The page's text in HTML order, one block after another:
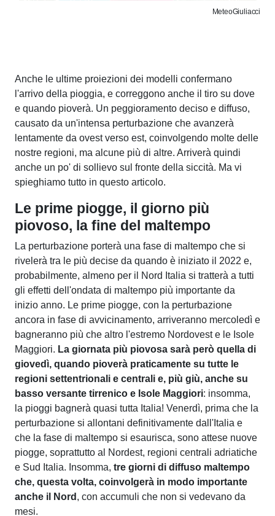
MeteoGiuliacci
Anche le ultime proiezioni dei modelli confermano
l'arrivo della pioggia, e correggono anche il tiro su dove
e quando pioverà. Un peggioramento deciso e diffuso,
causato da un'intensa perturbazione che avanzerà
lentamente da ovest verso est, coinvolgendo molte delle
nostre regioni, ma alcune più di altre. Arriverà quindi
anche un po' di sollievo sul fronte della siccità. Ma vi
spieghiamo tutto in questo articolo.
Le prime piogge, il giorno più
piovoso, la fine del maltempo
La perturbazione porterà una fase di maltempo che si
rivelerà tra le più decise da quando è iniziato il 2022 e,
probabilmente, almeno per il Nord Italia si tratterà a tutti
gli effetti dell'ondata di maltempo più importante da
inizio anno. Le prime piogge, con la perturbazione
ancora in fase di avvicinamento, arriveranno mercoledì e
bagneranno più che altro l'estremo Nordovest e le Isole
Maggiori. La giornata più piovosa sarà però quella di
giovedì, quando pioverà praticamente su tutte le
regioni settentrionali e centrali e, più giù, anche su
basso versante tirrenico e Isole Maggiori: insomma,
la pioggi bagnerà quasi tutta Italia! Venerdì, prima che la
perturbazione si allontani definitivamente dall'Italia e
che la fase di maltempo si esaurisca, sono attese nuove
piogge, soprattutto al Nordest, regioni centrali adriatiche
e Sud Italia. Insomma, tre giorni di diffuso maltempo
che, questa volta, coinvolgerà in modo importante
anche il Nord , con accumuli che non si vedevano da
mesi.